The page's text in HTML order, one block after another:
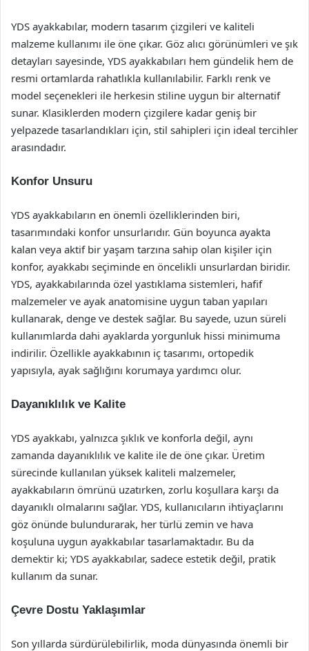
YDS ayakkabılar, modern tasarım çizgileri ve kaliteli
malzeme kullanımı ile öne çıkar. Göz alıcı görünümleri ve şık
detayları sayesinde, YDS ayakkabıları hem gündelik hem de
resmi ortamlarda rahatlıkla kullanılabilir. Farklı renk ve
model seçenekleri ile herkesin stiline uygun bir alternatif
sunar. Klasiklerden modern çizgilere kadar geniş bir
yelpazede tasarlandıkları için, stil sahipleri için ideal tercihler
arasındadır.
Konfor Unsuru
YDS ayakkabıların en önemli özelliklerinden biri,
tasarımındaki konfor unsurlarıdır. Gün boyunca ayakta
kalan veya aktif bir yaşam tarzına sahip olan kişiler için
konfor, ayakkabı seçiminde en öncelikli unsurlardan biridir.
YDS, ayakkabılarında özel yastıklama sistemleri, hafif
malzemeler ve ayak anatomisine uygun taban yapıları
kullanarak, denge ve destek sağlar. Bu sayede, uzun süreli
kullanımlarda dahi ayaklarda yorgunluk hissi minimuma
indirilir. Özellikle ayakkabının iç tasarımı, ortopedik
yapısıyla, ayak sağlığını korumaya yardımcı olur.
Dayanıklılık ve Kalite
YDS ayakkabı, yalnızca şıklık ve konforla değil, aynı
zamanda dayanıklılık ve kalite ile de öne çıkar. Üretim
sürecinde kullanılan yüksek kaliteli malzemeler,
ayakkabıların ömrünü uzatırken, zorlu koşullara karşı da
dayanıklı olmalarını sağlar. YDS, kullanıcıların ihtiyaçlarını
göz önünde bulundurarak, her türlü zemin ve hava
koşuluna uygun ayakkabılar tasarlamaktadır. Bu da
demektir ki; YDS ayakkabılar, sadece estetik değil, pratik
kullanım da sunar.
Çevre Dostu Yaklaşımlar
Son yıllarda sürdürülebilirlik, moda dünyasında önemli bir